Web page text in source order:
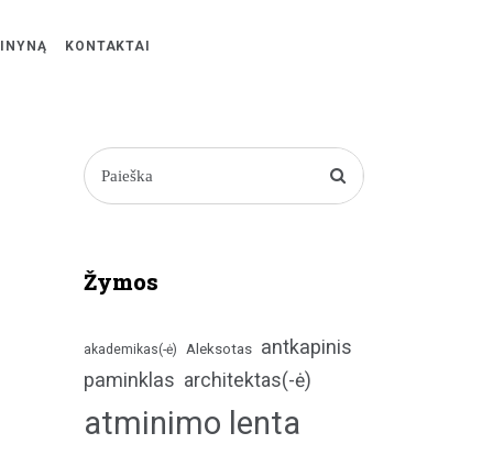
KONTAKTAI
Žymos
akademikas(-ė) Aleksotas antkapinis
paminklas architektas(-ė)
atminimo lenta